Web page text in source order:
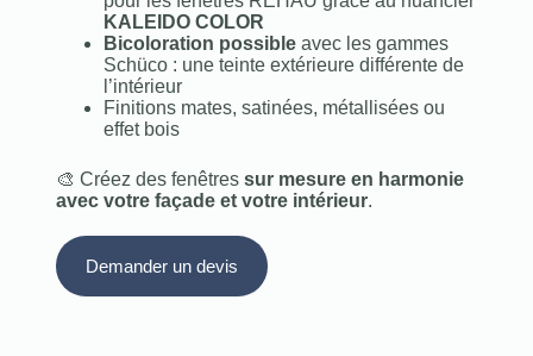
KALEIDO COLOR
Bicoloration possibleavec les gammes
Schüco : une teinte extérieure différente de
l’intérieur
Finitions mates, satinées, métallisées ou
effet bois
🎨 Créez des fenêtres sur mesure en harmonie
avec votre façade et votre intérieur.
Demander un devis